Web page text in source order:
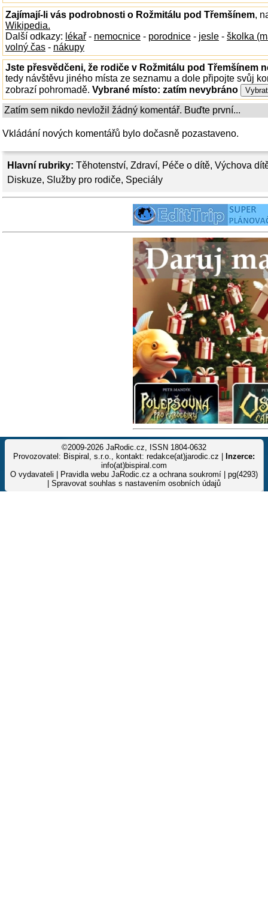
Hlavní rubriky: Těhotenství, Zdraví, Péče o dítě, Výchova
Diskuze, Služby pro rodiče, Speciály
Zajímají-li vás podrobnosti o Rožmitálu pod Třemšínem,
Wikipedia.
Další odkazy: lékař - nemocnice - porodnice - jesle - školka
volný čas - nákupy
Jste přesvědčeni, že rodiče v Rožmitálu pod Třemšínem
tedy návštěvu jiného místa ze seznamu a dole připojte svůj
zobrazí pohromadě. Vybrané místo: zatím nevybráno
Zatím sem nikdo nevložil žádný komentář. Buďte první...
Vkládání nových komentářů bylo dočasně pozastaveno.
©2009-2026 JaRodic.cz, ISSN 1804-0632
Provozovatel: Bispiral, s.r.o., kontakt: redakce(at)jarodic.cz |
Inzerce:
info(at)bispiral.com
O vydavateli
Pravidla webu JaRodic.cz a ochrana soukromí | pg(4293)
Spravovat souhlas s nastavením osobních údajů